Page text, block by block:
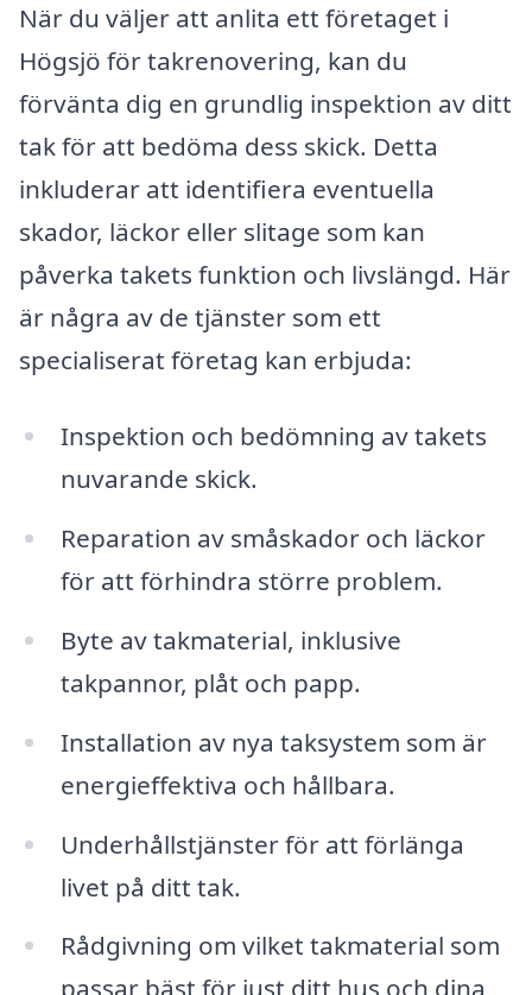
När du väljer att anlita ett företaget i
Högsjö för takrenovering, kan du
förvänta dig en grundlig inspektion av ditt
tak för att bedöma dess skick. Detta
inkluderar att identifiera eventuella
skador, läckor eller slitage som kan
påverka takets funktion och livslängd. Här
är några av de tjänster som ett
specialiserat företag kan erbjuda:
Inspektion och bedömning av takets
nuvarande skick.
Reparation av småskador och läckor
för att förhindra större problem.
Byte av takmaterial, inklusive
takpannor, plåt och papp.
Installation av nya taksystem som är
energieffektiva och hållbara.
Underhållstjänster för att förlänga
livet på ditt tak.
Rådgivning om vilket takmaterial som